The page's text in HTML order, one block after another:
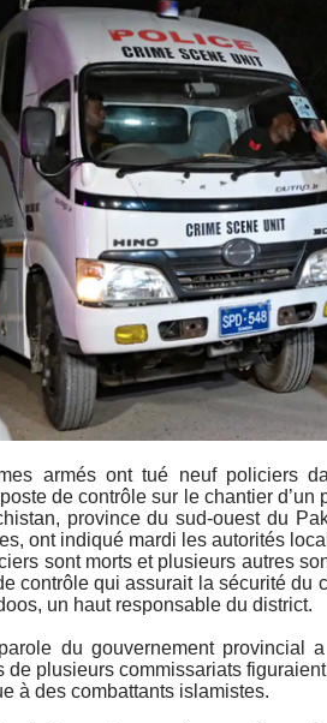
armés ont tué neuf policiers
de contrôle sur le chantier d’un
province du sud-ouest du
ont indiqué mardi les autorités
sont morts et plusieurs autres
contrôle qui assurait la sécurité du
un haut responsable du district.
du gouvernement provincial
de plusieurs commissariats
à des combattants islamistes.